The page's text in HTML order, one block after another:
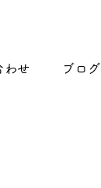
わせ ブログ